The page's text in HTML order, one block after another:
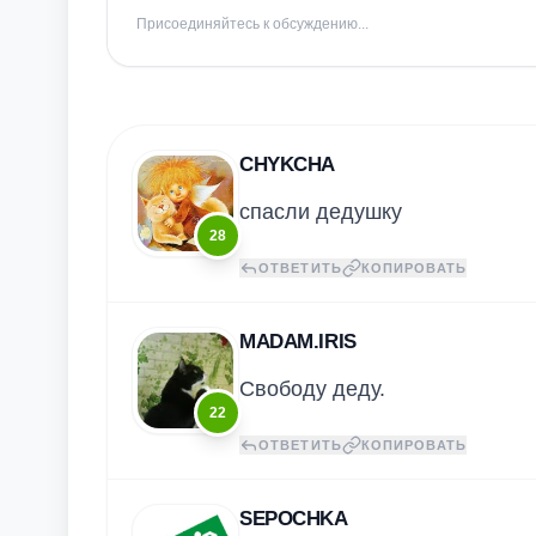
Присоединяйтесь к обсуждению...
28
CHYKCHA
спасли дедушку
ОТВЕТИТЬ КОПИРОВАТЬ
22
MADAM.IRIS
Свободу деду.
ОТВЕТИТЬ КОПИРОВАТЬ
SEPOCHKA